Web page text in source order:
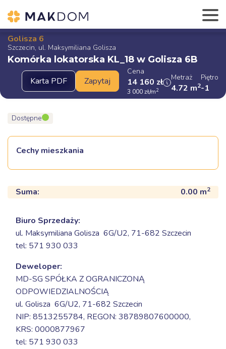
Golisza 6
Szczecin, ul. Maksymiliana Golisza
Komórka lokatorska KL_18 w Golisza 6B
Cena
14 160 zł
3 000zł/m2
Metraż
4.72 m2
Piętro
-1
Dostępne
Cechy mieszkania
Suma: 0.00 m2
Biuro Sprzedaży:
ul. Maksymiliana Golisza 6G/U2, 71-682 Szczecin
tel: 571 930 033
Deweloper:
MD-SG SPÓŁKA Z OGRANICZONĄ
ODPOWIEDZIALNOŚCIĄ
ul. Golisza 6G/U2, 71-682 Szczecin
NIP: 8513255784, REGON: 38789807600000,
KRS: 0000877967
tel: 571 930 033